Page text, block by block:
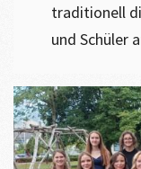
traditionell
und Schüler